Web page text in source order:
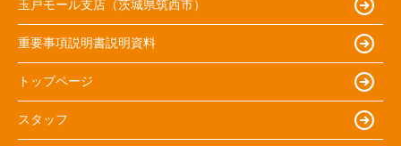
玉戸モール支店（茨城県筑西市）
重要事項説明書説明資料
トップページ
スタッフ